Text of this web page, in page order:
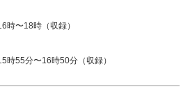
時〜18時（収録）
時55分〜16時50分（収録）